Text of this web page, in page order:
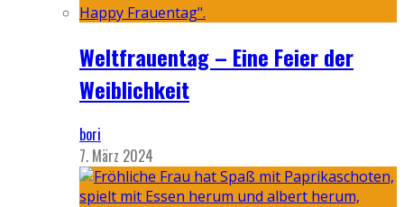
Weltfrauentag – Eine Feier der
Weiblichkeit
bori
7. März 2024